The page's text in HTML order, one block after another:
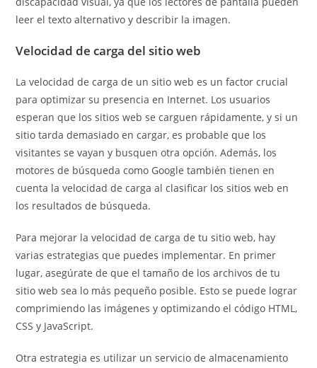
leer el texto alternativo y describir la imagen.
Velocidad de carga del sitio web
La velocidad de carga de un sitio web es un factor crucial
para optimizar su presencia en Internet. Los usuarios
esperan que los sitios web se carguen rápidamente, y si un
sitio tarda demasiado en cargar, es probable que los
visitantes se vayan y busquen otra opción. Además, los
motores de búsqueda como Google también tienen en
cuenta la velocidad de carga al clasificar los sitios web en
los resultados de búsqueda.
Para mejorar la velocidad de carga de tu sitio web, hay
varias estrategias que puedes implementar. En primer
lugar, asegúrate de que el tamaño de los archivos de tu
sitio web sea lo más pequeño posible. Esto se puede lograr
comprimiendo las imágenes y optimizando el código HTML,
CSS y JavaScript.
Otra estrategia es utilizar un servicio de almacenamiento